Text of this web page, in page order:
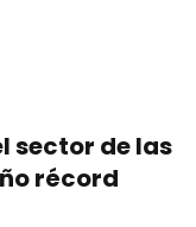
sector de las
récord